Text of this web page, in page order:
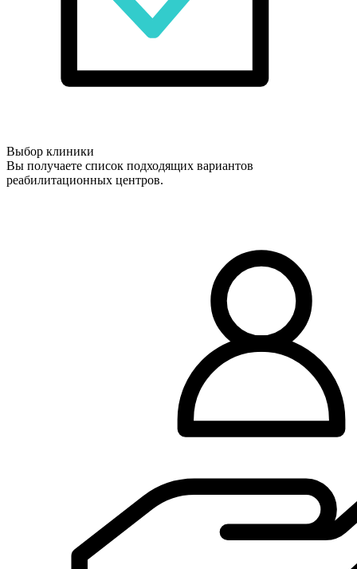
Выбор клиники
Вы получаете список подходящих вариантов
реабилитационных центров.